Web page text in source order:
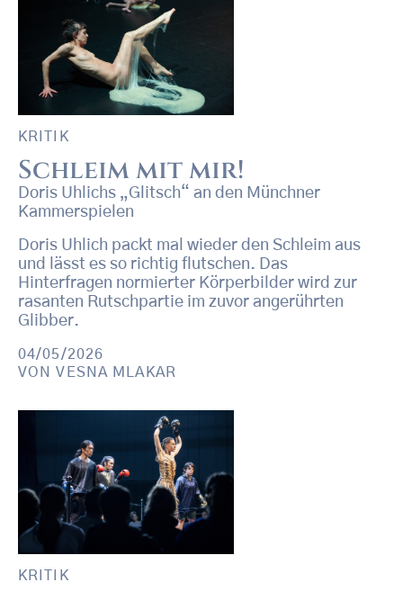
KRITIK
Schleim mit mir!
Doris Uhlichs „Glitsch“ an den Münchner
Kammerspielen
Doris Uhlich packt mal wieder den Schleim aus
und lässt es so richtig flutschen. Das
Hinterfragen normierter Körperbilder wird zur
rasanten Rutschpartie im zuvor angerührten
Glibber.
04/05/2026
VONVESNA MLAKAR
KRITIK